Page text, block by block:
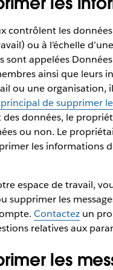
contrôlent les
ou à l’échelle
sont appelées
ainsi que leurs
ou une organisation,
de supprimer
données, le
ou non. Le
les informations
espace de travail,
les
Contactezun
relatives aux
les